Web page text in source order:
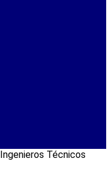
Ingenieros Técnicos